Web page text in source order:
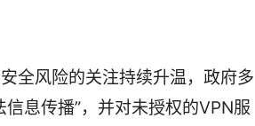
全风险的关注持续升温，政府多
息传播”，并对未授权的VPN服